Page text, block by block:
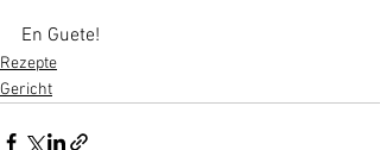
En Guete!
Rezepte
Gericht